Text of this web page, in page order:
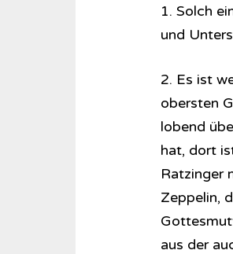
1. Solch
und
2. Es ist
obersten
lobend
hat, dort
Ratzinger
Zeppelin,
aus der